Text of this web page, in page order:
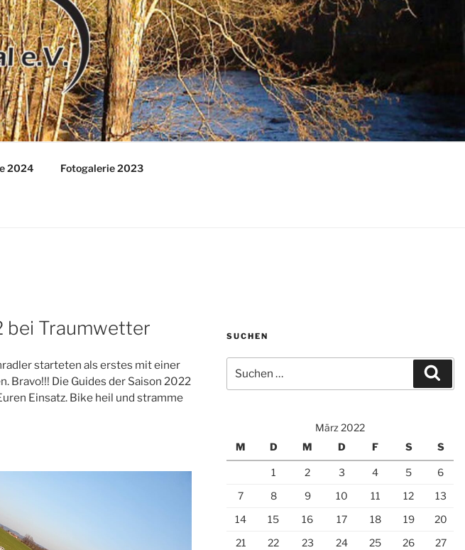
2024 Fotogalerie 2023
bei Traumwetter
starteten als erstes mit einer
Bravo!!! Die Guides der Saison 2022
Einsatz. Bike heil und stramme
SUCHEN
nach:
März 2022
M
D M D F S S
1 2 3 4 5
6
7
8 9 10 11 12
13
14
15 16 17 18 19
20
21
22 23 24 25 26
27